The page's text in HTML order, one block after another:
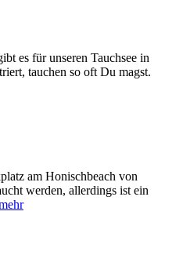
es für unseren Tauchsee in
tauchen so oft Du magst.
am Honischbeach von
werden, allerdings ist ein